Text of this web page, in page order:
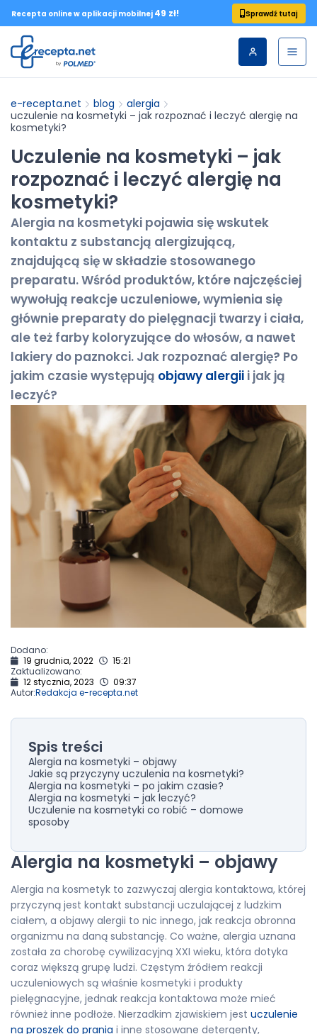
Recepta online w aplikacji mobilnej 49 zł! Sprawdź tutaj
e-recepta.net blog
alergia
uczulenie na kosmetyki – jak rozpoznać i leczyć alergię na
kosmetyki?
Uczulenie na kosmetyki – jak
rozpoznać i leczyć alergię na
kosmetyki?
Alergia na kosmetyki pojawia się wskutek
kontaktu z substancją alergizującą,
znajdującą się w składzie stosowanego
preparatu. Wśród produktów, które najczęściej
wywołują reakcje uczuleniowe, wymienia się
głównie preparaty do pielęgnacji twarzy i ciała,
ale też farby koloryzujące do włosów, a nawet
lakiery do paznokci. Jak rozpoznać alergię? Po
jakim czasie występują objawy alergii i jak ją
leczyć?
Dodano:
19 grudnia, 2022
15:21
Zaktualizowano:
12 stycznia, 2023
09:37
Autor:Redakcja e-recepta.net
Spis treści
Alergia na kosmetyki – objawy
Jakie są przyczyny uczulenia na kosmetyki?
Alergia na kosmetyki – po jakim czasie?
Alergia na kosmetyki – jak leczyć?
Uczulenie na kosmetyki co robić – domowe
sposoby
Alergia na kosmetyki – objawy
Alergia na kosmetyk to zazwyczaj alergia kontaktowa, której
przyczyną jest kontakt substancji uczulającej z ludzkim
ciałem, a objawy alergii to nic innego, jak reakcja obronna
organizmu na daną substancję. Co ważne, alergia uznana
została za chorobę cywilizacyjną XXI wieku, która dotyka
coraz większą grupę ludzi. Częstym źródłem reakcji
uczuleniowych są właśnie kosmetyki i produkty
pielęgnacyjne, jednak reakcja kontaktowa może mieć
również inne podłoże. Nierzadkim zjawiskiem jest uczulenie
na proszek do prania i inne stosowane detergenty,